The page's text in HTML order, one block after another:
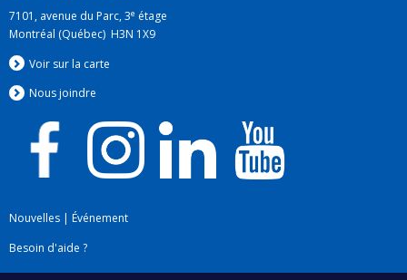
7101, avenue du Parc, 3e étage
Montréal (Québec) H3N 1X9
Voir sur la carte
Nous joindre
Nouvelles | Événement
Besoin d'aide ?